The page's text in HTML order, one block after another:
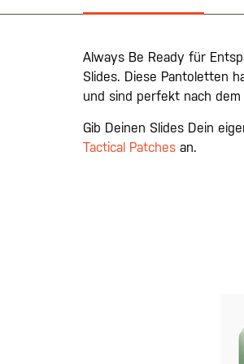
Always Be Ready für
Slides. Diese Pantoletten
und sind perfekt nach
Gib Deinen Slides Dein
Tactical Patches an.